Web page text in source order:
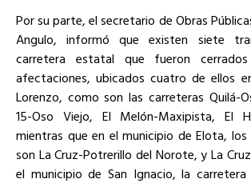
Por su parte, el secretario de Obras
Angulo, informó que existen siete
carretera estatal que fueron
afectaciones, ubicados cuatro de ellos
Lorenzo, como son las carreteras Quilá-
15-Oso Viejo, El Melón-Maxipista, El
mientras que en el municipio de Elota,
son La Cruz-Potrerillo del Norote, y La
el municipio de San Ignacio, la carretera